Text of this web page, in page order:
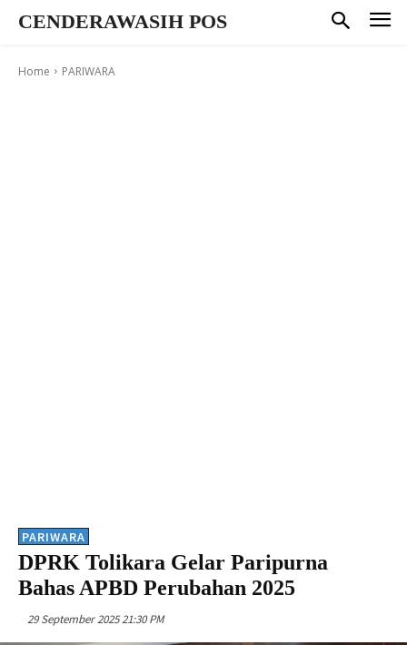
CENDERAWASIH POS
Home PARIWARA
PARIWARA
DPRK Tolikara Gelar Paripurna
Bahas APBD Perubahan 2025
29 September 2025 21:30 PM